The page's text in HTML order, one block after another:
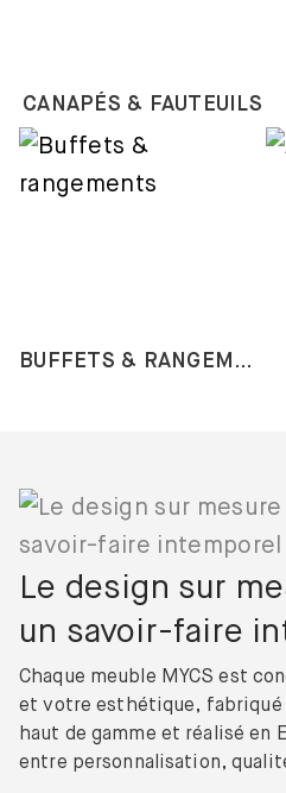
CANAPÉS & FAUTEUILS
BUFFETS & RANGEMENTS
Le design sur
un savoir-faire
Chaque meuble MYCS est
et votre esthétique, fabriqué
haut de gamme et réalisé en
entre personnalisation,